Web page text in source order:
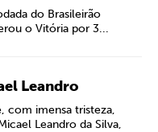
do Brasileirão
o Vitória por 3...
Leandro
com imensa tristeza,
Leandro da Silva,